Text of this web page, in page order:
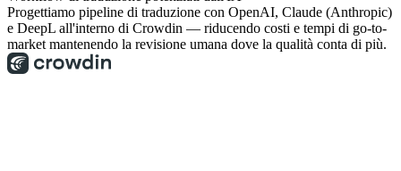
Progettiamo pipeline di traduzione con OpenAI, Claude (Anthropic)
e DeepL all'interno di Crowdin — riducendo costi e tempi di go-to-
market mantenendo la revisione umana dove la qualità conta di più.